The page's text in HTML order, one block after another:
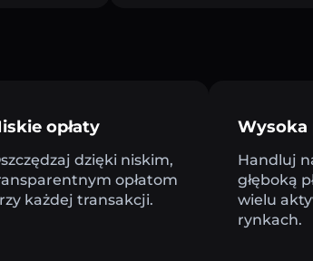
opłaty
dzięki niskim,
opłatom
każdej transakcji.
Wysoka
Handluj
głęboką
wielu
rynkach.